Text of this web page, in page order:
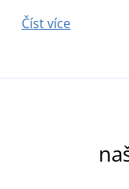
Číst více